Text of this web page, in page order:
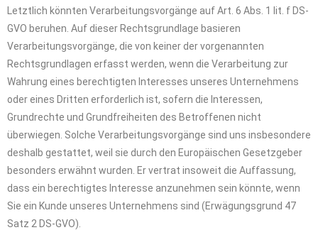
Letztlich könnten Verarbeitungsvorgänge auf Art. 6 Abs. 1 lit. f DS-
GVO beruhen. Auf dieser Rechtsgrundlage basieren
Verarbeitungsvorgänge, die von keiner der vorgenannten
Rechtsgrundlagen erfasst werden, wenn die Verarbeitung zur
Wahrung eines berechtigten Interesses unseres Unternehmens
oder eines Dritten erforderlich ist, sofern die Interessen,
Grundrechte und Grundfreiheiten des Betroffenen nicht
überwiegen. Solche Verarbeitungsvorgänge sind uns insbesondere
deshalb gestattet, weil sie durch den Europäischen Gesetzgeber
besonders erwähnt wurden. Er vertrat insoweit die Auffassung,
dass ein berechtigtes Interesse anzunehmen sein könnte, wenn
Sie ein Kunde unseres Unternehmens sind (Erwägungsgrund 47
Satz 2 DS-GVO).